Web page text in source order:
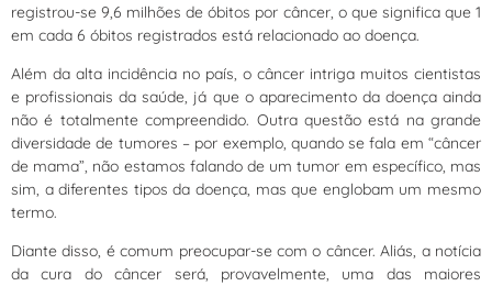
registrou-se 9,6 milhões de óbitos por câncer, o que significa que 1
em cada 6 óbitos registrados está relacionado ao doença.
Além da alta incidência no país, o câncer intriga muitos cientistas
e profissionais da saúde, já que o aparecimento da doença ainda
não é totalmente compreendido. Outra questão está na grande
diversidade de tumores – por exemplo, quando se fala em “câncer
de mama”, não estamos falando de um tumor em específico, mas
sim, a diferentes tipos da doença, mas que englobam um mesmo
termo.
Diante disso, é comum preocupar-se com o câncer. Aliás, a notícia
da cura do câncer será, provavelmente, uma das maiores